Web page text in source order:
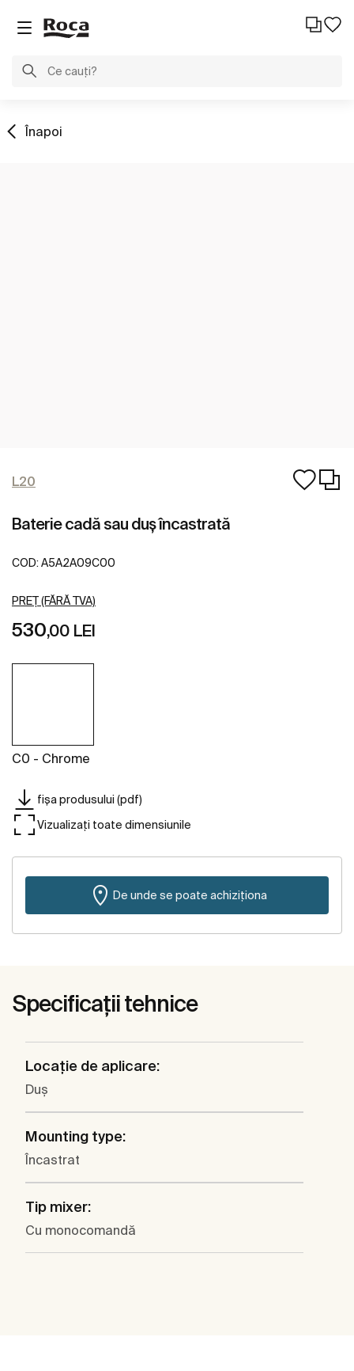
Înapoi
L20
Baterie cadă sau duș încastrată
COD: A5A2A09C00
PREȚ (FĂRĂ TVA)
530,00 LEI
C0 - Chrome
fișa produsului (pdf)
Vizualizați toate dimensiunile
De unde se poate achiziționa
Specificații tehnice
Locaţie de aplicare:
Duş
Mounting type:
Încastrat
Tip mixer:
Cu monocomandă